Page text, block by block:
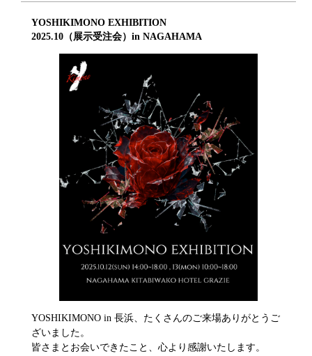
YOSHIKIMONO EXHIBITION
2025.10（展示受注会）in NAGAHAMA
YOSHIKIMONO in 長浜、たくさんのご来場ありがとうご
ざいました。
皆さまとお会いできたこと、心より感謝いたします。